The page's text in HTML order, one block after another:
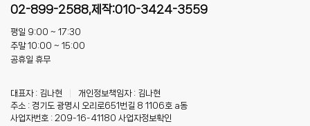
02-899-2588,제작:010-3424-3559
평일 9:00 ~ 17:30
주말 10:00 ~ 15:00
공휴일 휴무
대표자 : 김나현
개인정보책임자 : 김나현
주소 : 경기도 광명시 오리로651번길 8 1106호 a동
사업자번호 : 209-16-41180 사업자정보확인